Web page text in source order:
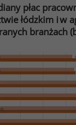
płac
łódzkim i w
branżach